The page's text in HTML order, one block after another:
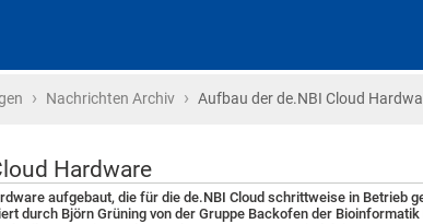
› Nachrichten Archiv › Aufbau der de.NBI Cloud
Hardware
aufgebaut, die für die de.NBI Cloud schrittweise in Betrieb
durch Björn Grüning von der Gruppe Backofen der Bioinformatik